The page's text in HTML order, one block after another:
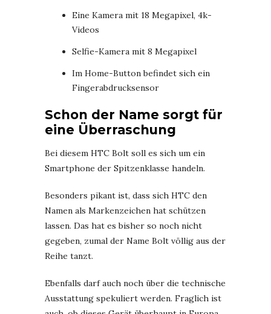
Eine Kamera mit 18 Megapixel, 4k-
Videos
Selfie-Kamera mit 8 Megapixel
Im Home-Button befindet sich ein
Fingerabdrucksensor
Schon der Name sorgt für
eine Überraschung
Bei diesem HTC Bolt soll es sich um ein
Smartphone der Spitzenklasse handeln.
Besonders pikant ist, dass sich HTC den
Namen als Markenzeichen hat schützen
lassen. Das hat es bisher so noch nicht
gegeben, zumal der Name Bolt völlig aus der
Reihe tanzt.
Ebenfalls darf auch noch über die technische
Ausstattung spekuliert werden. Fraglich ist